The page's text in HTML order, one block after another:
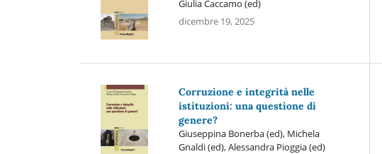
Giulia Caccamo (ed)
dicembre 19, 2025
Corruzione e integrità nelle
istituzioni: una questione di
genere?
Giuseppina Bonerba (ed), Michela
Gnaldi (ed), Alessandra Pioggia (ed)